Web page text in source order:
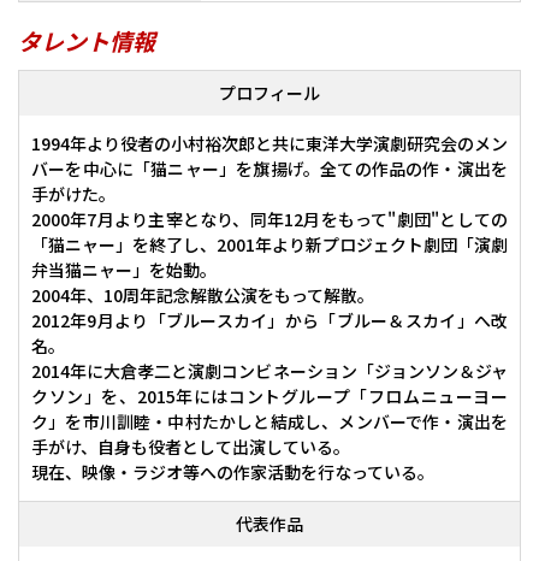
タレント情報
プロフィール
1994年より役者の小村裕次郎と共に東洋大学演劇研究会のメン
バーを中心に「猫ニャー」を旗揚げ。全ての作品の作・演出を
手がけた。
2000年7月より主宰となり、同年12月をもって"劇団"としての
「猫ニャー」を終了し、2001年より新プロジェクト劇団「演劇
弁当猫ニャー」を始動。
2004年、10周年記念解散公演をもって解散。
2012年9月より「ブルースカイ」から「ブルー＆スカイ」へ改
名。
2014年に大倉孝二と演劇コンビネーション「ジョンソン＆ジャ
クソン」を、2015年にはコントグループ「フロムニューヨー
ク」を市川訓睦・中村たかしと結成し、メンバーで作・演出を
手がけ、自身も役者として出演している。
現在、映像・ラジオ等への作家活動を行なっている。
代表作品